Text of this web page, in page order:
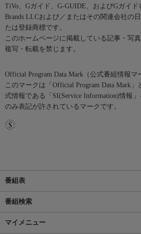
TiVo、Gガイド、G-GUIDE、およびGガイ
Brands LLCおよび／またはその関連会社の
たは登録商標です。
このホームページに掲載している記事・写
複写・転載を禁じます。
Official Program Data Mark（公式番組情報マ
このマークは「Official Program Data Mark
式情報である「SI(Service Information)情報
のみ表記が許されているマークです。
番組表
番組検索
マイメニュー